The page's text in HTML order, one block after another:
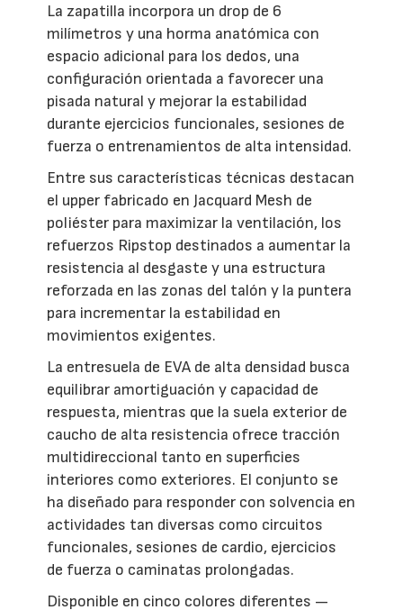
La zapatilla incorpora un drop de 6
milímetros y una horma anatómica con
espacio adicional para los dedos, una
configuración orientada a favorecer una
pisada natural y mejorar la estabilidad
durante ejercicios funcionales, sesiones de
fuerza o entrenamientos de alta intensidad.
Entre sus características técnicas destacan
el upper fabricado en Jacquard Mesh de
poliéster para maximizar la ventilación, los
refuerzos Ripstop destinados a aumentar la
resistencia al desgaste y una estructura
reforzada en las zonas del talón y la puntera
para incrementar la estabilidad en
movimientos exigentes.
La entresuela de EVA de alta densidad busca
equilibrar amortiguación y capacidad de
respuesta, mientras que la suela exterior de
caucho de alta resistencia ofrece tracción
multidireccional tanto en superficies
interiores como exteriores. El conjunto se
ha diseñado para responder con solvencia en
actividades tan diversas como circuitos
funcionales, sesiones de cardio, ejercicios
de fuerza o caminatas prolongadas.
Disponible en cinco colores diferentes —